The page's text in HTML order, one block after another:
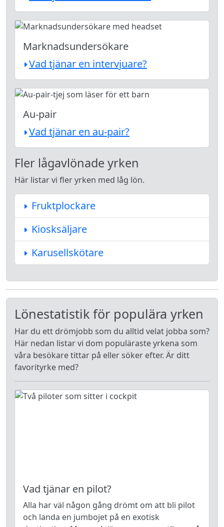
Marknadsundersökare
Vad tjänar en intervjuare?
Au-pair
Vad tjänar en au-pair?
Fler lågavlönade yrken
Här listar vi fler yrken med låg lön.
Fruktplockare
Kiosksäljare
Karusellskötare
Lönestatistik för populära yrken
Har du ett drömjobb som du alltid velat jobba som?
Här nedan listar vi dom populäraste yrkena som
våra besökare tittar på eller söker efter. Är ditt
favorityrke med?
Vad tjänar en pilot?
Alla har väl någon gång drömt om att bli pilot
och landa en jumbojet på en exotisk